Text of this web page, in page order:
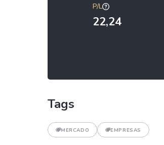
P/L
22,24
Tags
MERCADO EMPRESAS